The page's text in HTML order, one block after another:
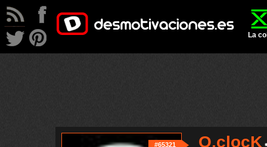
La
#65321 O,clocK